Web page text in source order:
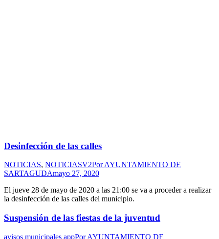
Desinfección de las calles
NOTICIAS, NOTICIASV2PorAYUNTAMIENTO DE
SARTAGUDAmayo 27, 2020
El jueve 28 de mayo de 2020 a las 21:00 se va a proceder a realizar
la desinfección de las calles del municipio.
Suspensión de las fiestas de la juventud
avisos municipales appPorAYUNTAMIENTO DE